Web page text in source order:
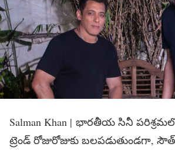
Salman Khan | భారతీయ సినీ
ట్రెండ్ రోజురోజుకు బలపడుతుండగా,